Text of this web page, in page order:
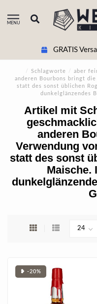
MENU
GRATIS
/ Schlagworte /
aber
anderen Bourbons bringt
statt des sonst üblichen
dunkelglänzendes
Artikel mit
anderen
Verwendung
statt des sonst
Maische.
❥ -20%